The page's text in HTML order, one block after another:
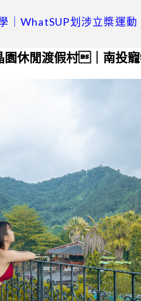
｜WhatSUP划涉立槳運
園休閒渡假村｜南投